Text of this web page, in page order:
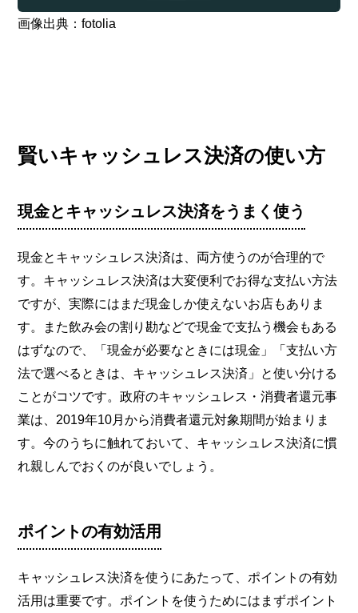
画像出典：fotolia
賢いキャッシュレス決済の使い方
現金とキャッシュレス決済をうまく使う
現金とキャッシュレス決済は、両方使うのが合理的で
す。キャッシュレス決済は大変便利でお得な支払い方法
ですが、実際にはまだ現金しか使えないお店もありま
す。また飲み会の割り勘などで現金で支払う機会もある
はずなので、「現金が必要なときには現金」「支払い方
法で選べるときは、キャッシュレス決済」と使い分ける
ことがコツです。政府のキャッシュレス・消費者還元事
業は、2019年10月から消費者還元対象期間が始まりま
す。今のうちに触れておいて、キャッシュレス決済に慣
れ親しんでおくのが良いでしょう。
ポイントの有効活用
キャッシュレス決済を使うにあたって、ポイントの有効
活用は重要です。ポイントを使うためにはまずポイント